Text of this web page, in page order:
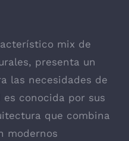
mix de
presenta un
las necesidades de
conocida por sus
que combina
modernos